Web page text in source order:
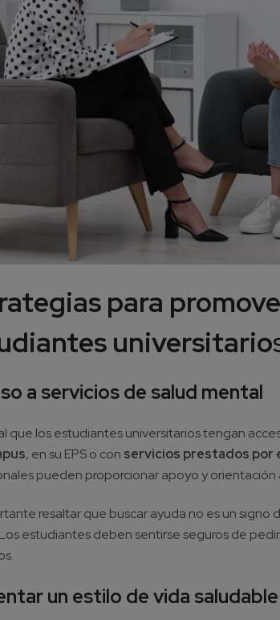
para
universitario
a servicios de salud mental
que los estudiantes universitarios tengan
, en su EPS o con servicios prestados por
pueden proporcionar apoyo y
resaltar que buscar ayuda no es un
estudiantes deben sentirse seguros de
un estilo de vida saludable